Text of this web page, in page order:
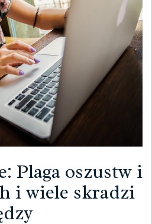
Plaga oszustw i
i wiele skradzi